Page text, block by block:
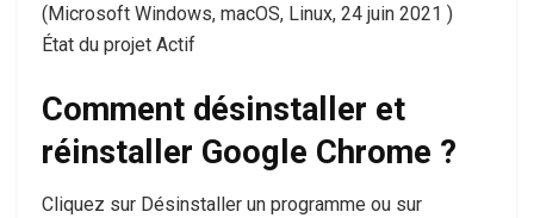
(Microsoft Windows, macOS, Linux, 24 juin 2021 )
État du projet Actif
Comment désinstaller et
réinstaller Google Chrome ?
Cliquez sur Désinstaller un programme ou sur